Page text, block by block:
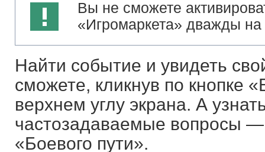
Вы не сможете
«Игромаркета» дважды на
Найти событие и увидеть
сможете, кликнув по кнопке
верхнем углу экрана. А
частозадаваемые вопросы
«Боевого пути».